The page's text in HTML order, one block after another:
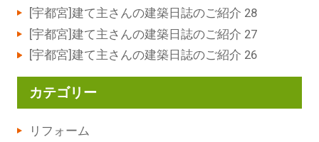
[宇都宮]建て主さんの建築日誌のご紹介 28
[宇都宮]建て主さんの建築日誌のご紹介 27
[宇都宮]建て主さんの建築日誌のご紹介 26
カテゴリー
リフォーム